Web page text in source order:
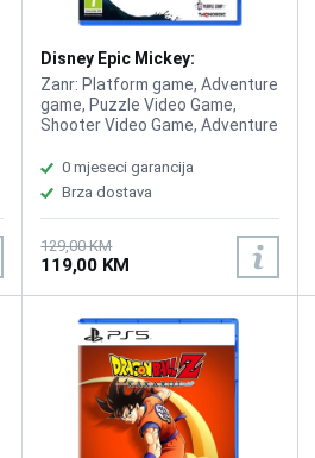
Disney Epic Mickey:
Rebrushed /PS5
Zanr: Platform game, Adventure
game, Puzzle Video Game,
Shooter Video Game, Adventure
0 mjeseci garancija
Brza dostava
129,00 KM
119,00 KM